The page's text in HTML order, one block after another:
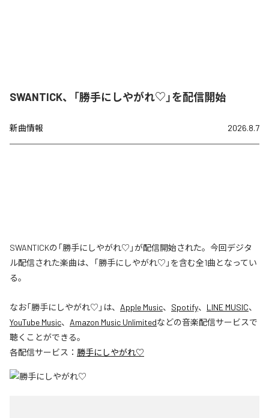
SWANTICK、「勝手にしやがれ♡」を配信開始
新曲情報 2026.8.7
SWANTICKの「勝手にしやがれ♡」が配信開始された。今回デジタ
ル配信された楽曲は、「勝手にしやがれ♡」を含む全1曲となってい
る。
なお「勝手にしやがれ♡ 」は、 Apple Music、 Spotify、 LINE MUSIC、
YouTube Music、 Amazon Music Unlimitedなどの音楽配信サービスで
聴くことができる。
各配信サービス： 勝手にしやがれ♡